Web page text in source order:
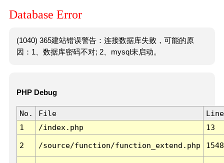
Database Error
(1040) 365建站错误警告：连接数据库失败，可能的原
因：1、数据库密码不对; 2、mysql未启动。
PHP Debug
No. File
Line
1
/index.php 13
2 /source/function/function_extend.php 1548